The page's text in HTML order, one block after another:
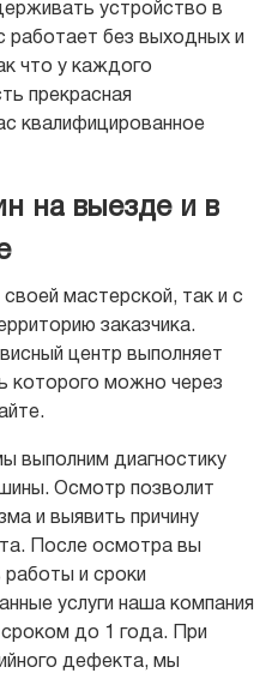
устройство в
работает без выходных и
что у каждого
прекрасная
квалифицированное
на выезде и в
мастерской, так и с
заказчика.
центр выполняет
которого можно через
выполним диагностику
Осмотр позволит
и выявить причину
После осмотра вы
и сроки
услуги наша компания
до 1 года. При
дефекта, мы